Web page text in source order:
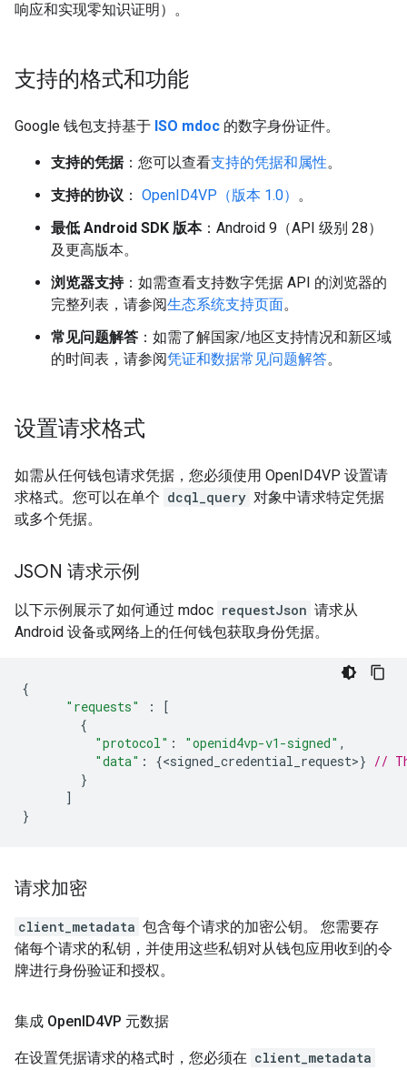
响应和实现零知识证明）。
支持的格式和功能
Google 钱包支持基于 ISO mdoc 的数字身份证件。
支持的凭据：您可以查看支持的凭据和属性。
支持的协议 ： OpenID4VP（版本 1.0） 。
最低 Android SDK 版本：Android 9（API 级别 28）
及更高版本。
浏览器支持：如需查看支持数字凭据 API 的浏览器的
完整列表，请参阅生态系统支持页面。
常见问题解答 ：如需了解国家/地区支持情况和新区域
的时间表，请参阅凭证和数据常见问题解答。
设置请求格式
如需从任何钱包请求凭据，您必须使用 OpenID4VP 设置请
求格式。您可以在单个 dcql_query 对象中请求特定凭据
或多个凭据。
JSON 请求示例
以下示例展示了如何通过 mdoc requestJson 请求从
Android 设备或网络上的任何钱包获取身份凭据。
{
"requests"
:
[
{
"protocol" : "openid4vp-v1-signed" ,
"data" : {<signed_credential_request>} //
}
]
}
请求加密
client_metadata 包含每个请求的加密公钥。 您需要存
储每个请求的私钥，并使用这些私钥对从钱包应用收到的令
牌进行身份验证和授权。
集成 OpenID4VP 元数据
在设置凭据请求的格式时，您必须在 client_metadata